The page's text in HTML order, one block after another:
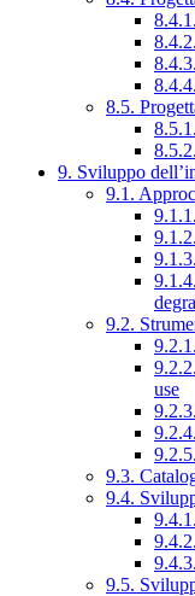
8.5.
9. Sviluppo
9.1.
9.2.
use
9.3.
9.4.
9.5.